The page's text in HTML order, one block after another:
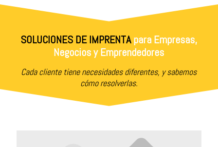
SOLUCIONES DE IMPRENTApara Empresas,
Negocios y Emprendedores
Cada cliente tiene necesidades diferentes, y sabemos
cómo resolverlas.